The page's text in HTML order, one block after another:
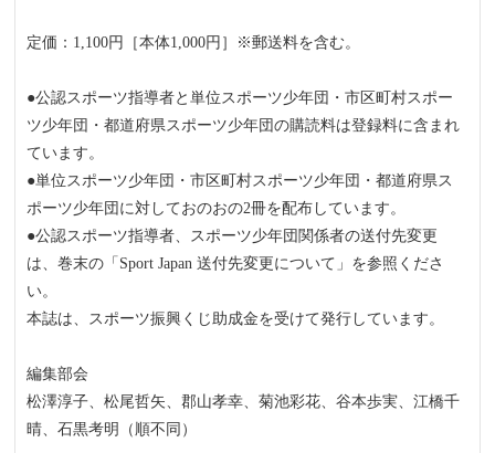
定価：1,100円［本体1,000円］※郵送料を含む。
●公認スポーツ指導者と単位スポーツ少年団・市区町村スポー
ツ少年団・都道府県スポーツ少年団の購読料は登録料に含まれ
ています。
●単位スポーツ少年団・市区町村スポーツ少年団・都道府県ス
ポーツ少年団に対しておのおの2冊を配布しています。
●公認スポーツ指導者、スポーツ少年団関係者の送付先変更
は、巻末の「Sport Japan 送付先変更について」を参照くださ
い。
本誌は、スポーツ振興くじ助成金を受けて発行しています。
編集部会
松澤淳子、松尾哲矢、郡山孝幸、菊池彩花、谷本歩実、江橋千
晴、石黒考明（順不同）